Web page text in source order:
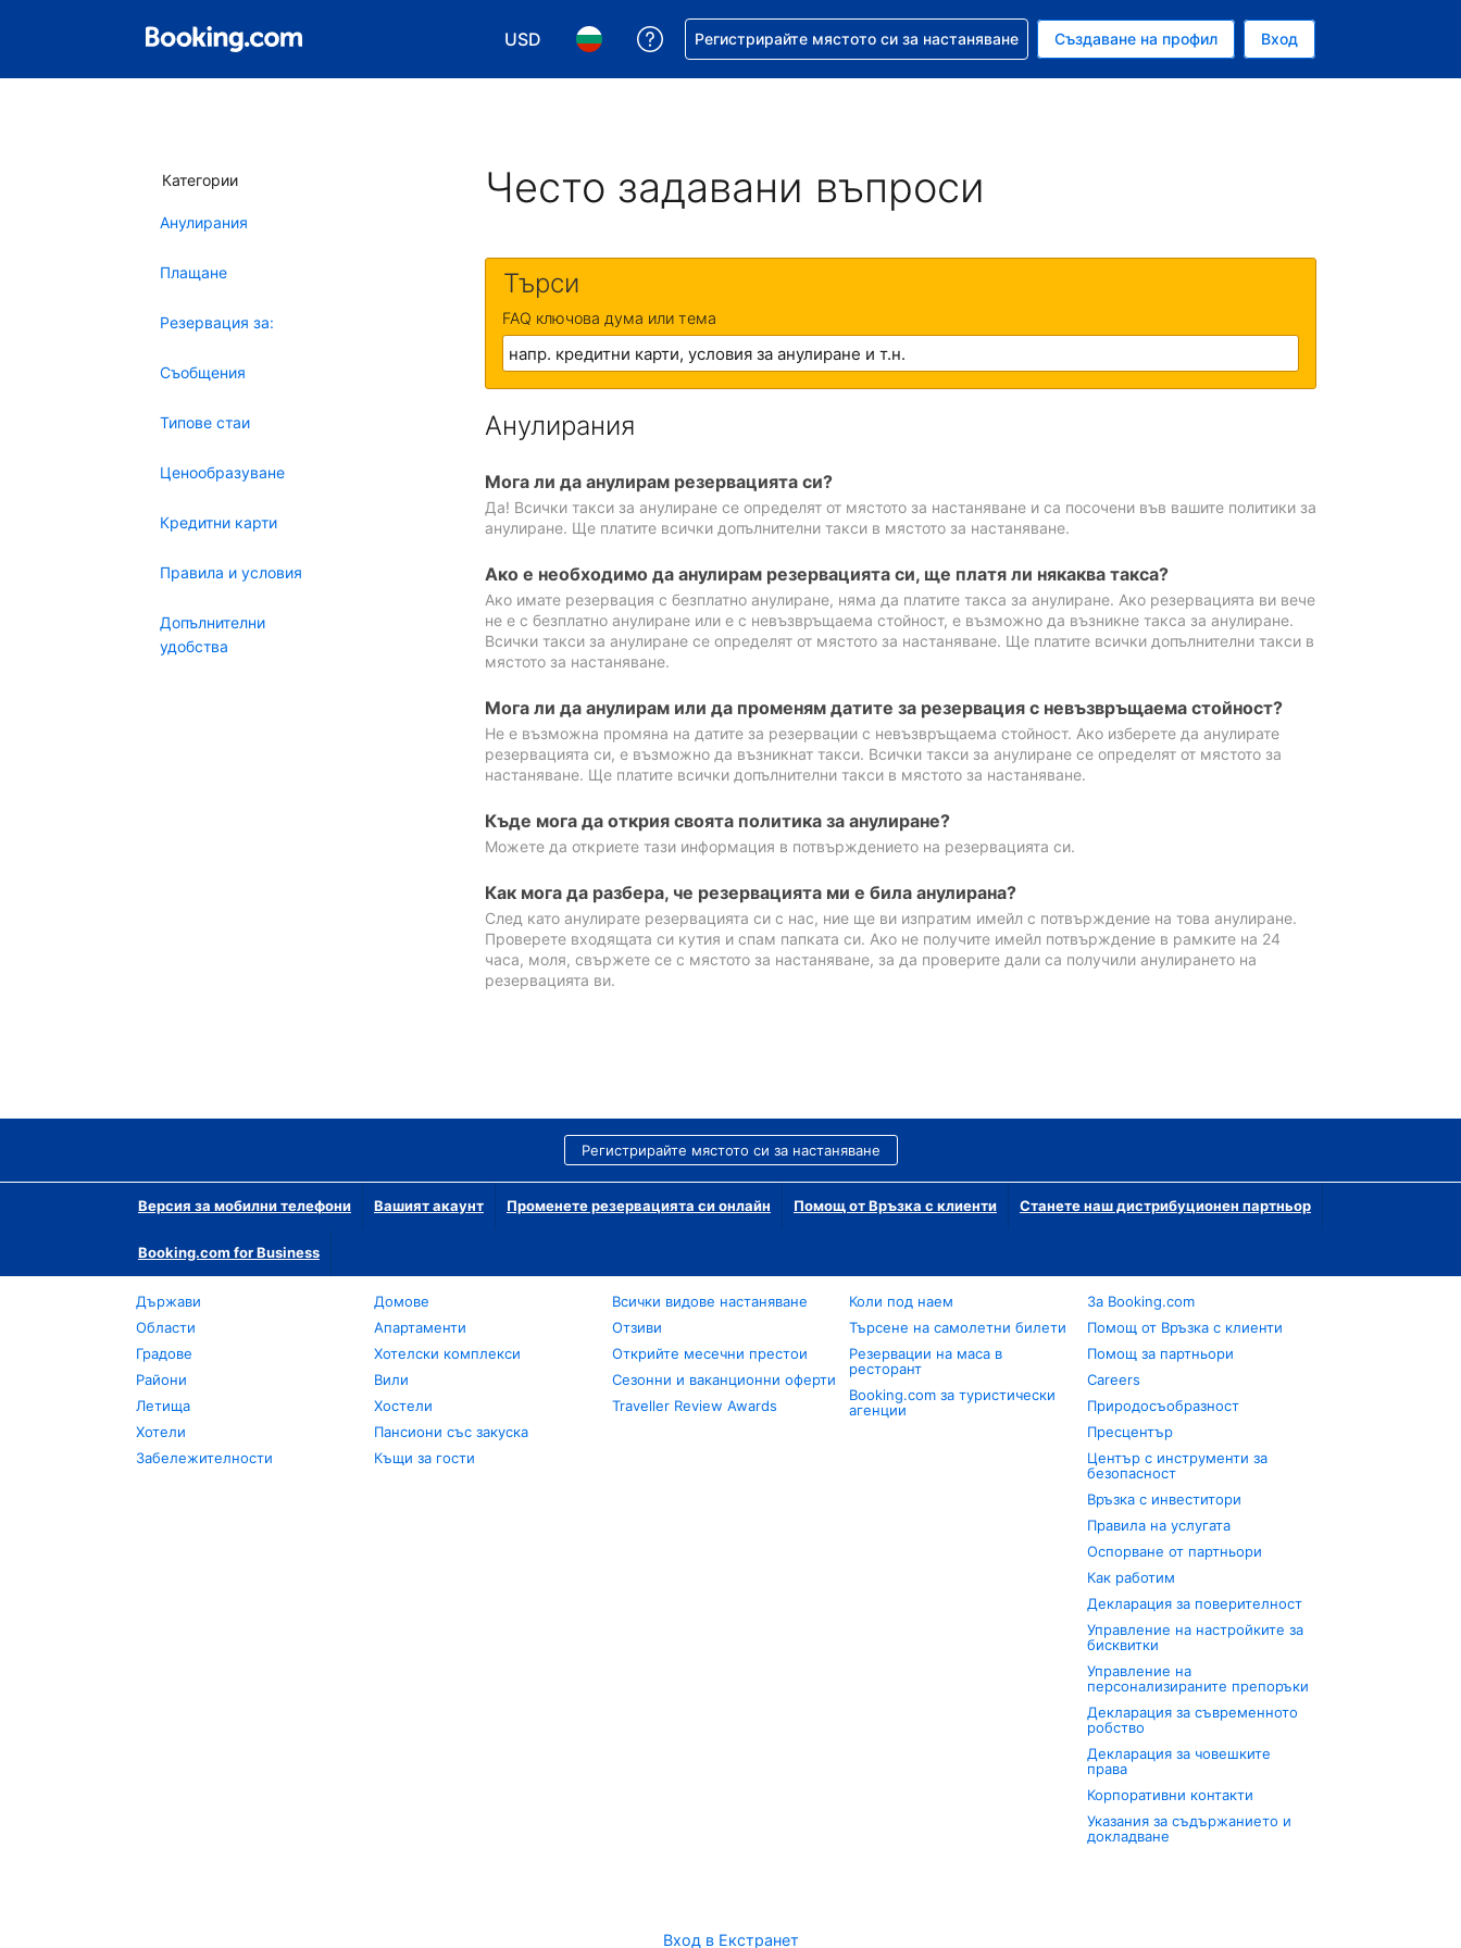
USD
Избор на валута. Избрана валута - Американски долар
Избор на език. Избран език - Български
Помощ с резервацията ви
Регистрирайте мястото си за настаняване Създаване на профил Вход
Категории
Анулирания
Плащане
Резервация за:
Съобщения
Типове стаи
Ценообразуване
Кредитни карти
Правила и условия
Допълнителни
удобства
Често задавани въпроси
Търси
FAQ ключова дума или тема
Анулирания
Мога ли да анулирам резервацията си?
Да! Всички такси за анулиране се определят от мястото за настаняване и са посочени във вашите политики за
анулиране. Ще платите всички допълнителни такси в мястото за настаняване.
Ако е необходимо да анулирам резервацията си, ще платя ли някаква такса?
Ако имате резервация с безплатно анулиране, няма да платите такса за анулиране. Ако резервацията ви вече
не е с безплатно анулиране или е с невъзвръщаема стойност, е възможно да възникне такса за анулиране.
Всички такси за анулиране се определят от мястото за настаняване. Ще платите всички допълнителни такси в
мястото за настаняване.
Мога ли да анулирам или да променям датите за резервация с невъзвръщаема стойност?
Не е възможна промяна на датите за резервации с невъзвръщаема стойност. Ако изберете да анулирате
резервацията си, е възможно да възникнат такси. Всички такси за анулиране се определят от мястото за
настаняване. Ще платите всички допълнителни такси в мястото за настаняване.
Къде мога да открия своята политика за анулиране?
Можете да откриете тази информация в потвърждението на резервацията си.
Как мога да разбера, че резервацията ми е била анулирана?
След като анулирате резервацията си с нас, ние ще ви изпратим имейл с потвърждение на това анулиране.
Проверете входящата си кутия и спам папката си. Ако не получите имейл потвърждение в рамките на 24
часа, моля, свържете се с мястото за настаняване, за да проверите дали са получили анулирането на
резервацията ви.
Регистрирайте мястото си за настаняване
Версия за мобилни телефони Вашият акаунт Променете резервацията си онлайн Помощ от Връзка с клиенти Станете наш дистрибуционен партньор
Booking.com for Business
Държави
Области
Градове
Райони
Летища
Хотели
Забележителности
Домове
Апартаменти
Хотелски комплекси
Вили
Хостели
Пансиони със закуска
Къщи за гости
Всички видове настаняване
Отзиви
Открийте месечни престои
Сезонни и ваканционни оферти
Traveller Review Awards
Коли под наем
Търсене на самолетни билети
Резервации на маса в
ресторант
Booking.com за туристически
агенции
За Booking.com
Помощ от Връзка с клиенти
Помощ за партньори
Careers
Природосъобразност
Пресцентър
Център с инструменти за
безопасност
Връзка с инвеститори
Правила на услугата
Оспорване от партньори
Как работим
Декларация за поверителност
Управление на настройките за
бисквитки
Управление на
персонализираните препоръки
Декларация за съвременното
робство
Декларация за човешките
права
Корпоративни контакти
Указания за съдържанието и
докладване
Вход в Екстранет